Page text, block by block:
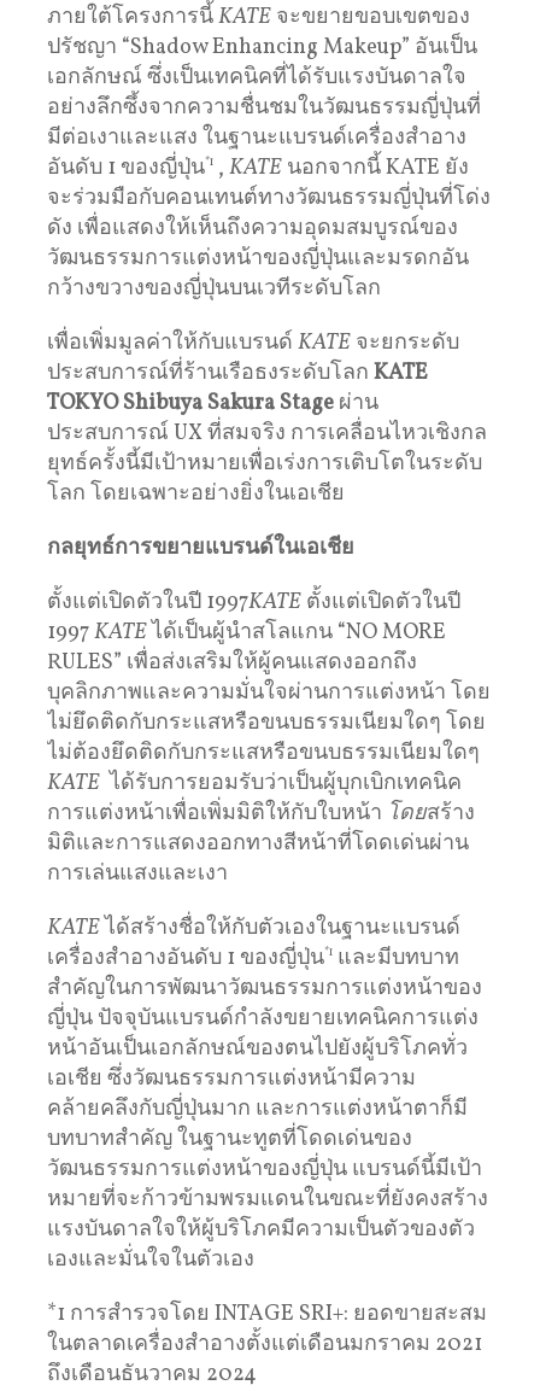
ภายใต้โครงการนี้KATE จะขยายขอบเขตของ
ปรัชญา “Shadow Enhancing Makeup” อันเป็น
เอกลักษณ์ ซึ่งเป็นเทคนิคที่ได้รับแรงบันดาลใจ
อย่างลึกซึ้งจากความชื่นชมในวัฒนธรรมญี่ปุ่นที่
มีต่อเงาและแสง ในฐานะแบรนด์เครื่องสำอาง
อันดับ 1 ของญี่ปุ่น*1 , KATE นอกจากนี้ KATE ยัง
จะร่วมมือกับคอนเทนต์ทางวัฒนธรรมญี่ปุ่นที่โด่ง
ดัง เพื่อแสดงให้เห็นถึงความอุดมสมบูรณ์ของ
วัฒนธรรมการแต่งหน้าของญี่ปุ่นและมรดกอัน
กว้างขวางของญี่ปุ่นบนเวทีระดับโลก
เพื่อเพิ่มมูลค่าให้กับแบรนด์ KATE จะยกระดับ
ประสบการณ์ที่ร้านเรือธงระดับโลก KATE
TOKYO Shibuya Sakura Stage ผ่าน
ประสบการณ์ UX ที่สมจริง การเคลื่อนไหวเชิงกล
ยุทธ์ครั้งนี้มีเป้าหมายเพื่อเร่งการเติบโตในระดับ
โลก โดยเฉพาะอย่างยิ่งในเอเชีย
กลยุทธ์การขยายแบรนด์ในเอเชีย
ตั้งแต่เปิดตัวในปี 1997KATE ตั้งแต่เปิดตัวในปี
1997KATEได้เป็นผู้นำสโลแกน “NO MORE
RULES” เพื่อส่งเสริมให้ผู้คนแสดงออกถึง
บุคลิกภาพและความมั่นใจผ่านการแต่งหน้า โดย
ไม่ยึดติดกับกระแสหรือขนบธรรมเนียมใดๆ โดย
ไม่ต้องยึดติดกับกระแสหรือขนบธรรมเนียมใดๆ
KATE ได้รับการยอมรับว่าเป็นผู้บุกเบิกเทคนิค
การแต่งหน้าเพื่อเพิ่มมิติให้กับใบหน้า โดยสร้าง
มิติและการแสดงออกทางสีหน้าที่โดดเด่นผ่าน
การเล่นแสงและเงา
KATEได้สร้างชื่อให้กับตัวเองในฐานะแบรนด์
เครื่องสำอางอันดับ 1 ของญี่ปุ่น*1 และมีบทบาท
สำคัญในการพัฒนาวัฒนธรรมการแต่งหน้าของ
ญี่ปุ่น ปัจจุบันแบรนด์กำลังขยายเทคนิคการแต่ง
หน้าอันเป็นเอกลักษณ์ของตนไปยังผู้บริโภคทั่ว
เอเชีย ซึ่งวัฒนธรรมการแต่งหน้ามีความ
คล้ายคลึงกับญี่ปุ่นมาก และการแต่งหน้าตาก็มี
บทบาทสำคัญ ในฐานะทูตที่โดดเด่นของ
วัฒนธรรมการแต่งหน้าของญี่ปุ่น แบรนด์นี้มีเป้า
หมายที่จะก้าวข้ามพรมแดนในขณะที่ยังคงสร้าง
แรงบันดาลใจให้ผู้บริโภคมีความเป็นตัวของตัว
เองและมั่นใจในตัวเอง
*1 การสำรวจโดย INTAGE SRI+: ยอดขายสะสม
ในตลาดเครื่องสำอางตั้งแต่เดือนมกราคม 2021
ถึงเดือนธันวาคม 2024